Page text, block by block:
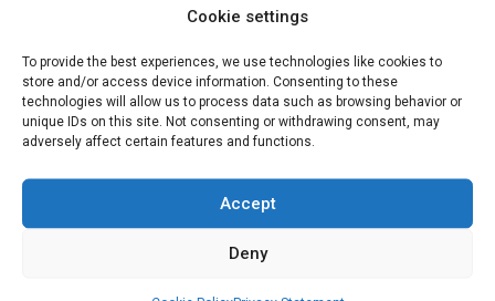
Cookie settings
To provide the best experiences, we use technologies like cookies to
store and/or access device information. Consenting to these
technologies will allow us to process data such as browsing behavior or
unique IDs on this site. Not consenting or withdrawing consent, may
adversely affect certain features and functions.
Accept
Deny
Klik hier voor alle High Adv deel 1 cursussen
OTHER LEVELS
BEGINNER BASIC (A0>A1)
SELF-STUDY BEGINNERS BASIS